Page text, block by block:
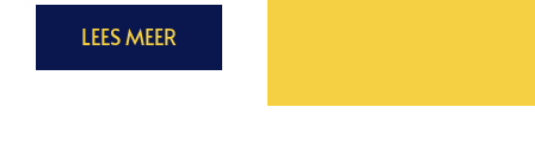
LEES MEER